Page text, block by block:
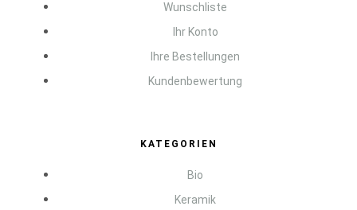
Wunschliste
Ihr Konto
Ihre Bestellungen
Kundenbewertung
KATEGORIEN
Bio
Keramik